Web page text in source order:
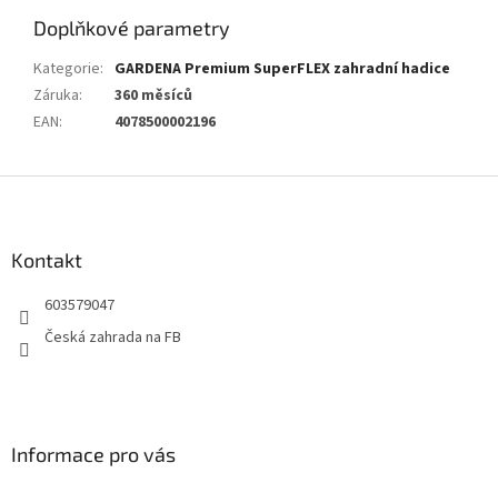
Doplňkové parametry
Kategorie: GARDENA Premium SuperFLEX zahradní hadice
Záruka:
360 měsíců
EAN: 4078500002196
Kontakt
603579047
Česká zahrada na FB
Informace pro vás